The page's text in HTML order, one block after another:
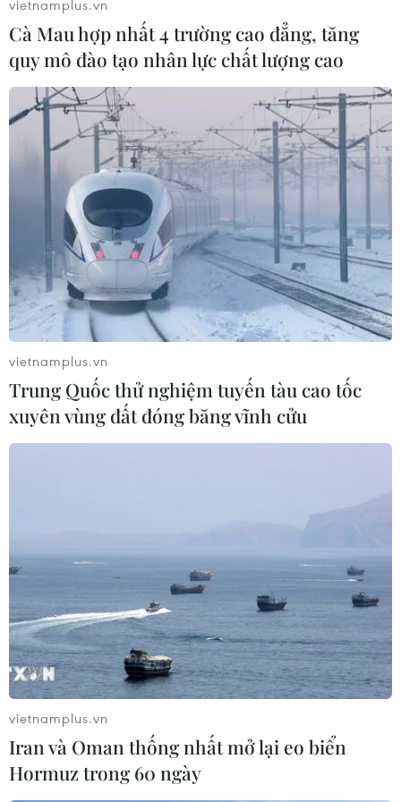
Facebook.
Weitz tin rằng với chiến lược mới của mình,
dịch vụ tìm kiếm Bing sẽ làcông cụ đầy sức sống
trong tương lai, còn "gã khổng lồ tìm kiếm"
Google sẽ trượtdốc với thuật toán ngày càng trở
nên lỗi thời của họ./.
Văn Hưng (Vietnam+)
Theo dõi VietnamPlus
vietnamplus.vn
Cà Mau hợp nhất 4 trường cao đẳng, tăng
quy mô đào tạo nhân lực chất lượng cao
vietnamplus.vn
Trung Quốc thử nghiệm tuyến tàu cao tốc
xuyên vùng đất đóng băng vĩnh cửu
vietnamplus.vn
Iran và Oman thống nhất mở lại eo biển
Hormuz trong 60 ngày